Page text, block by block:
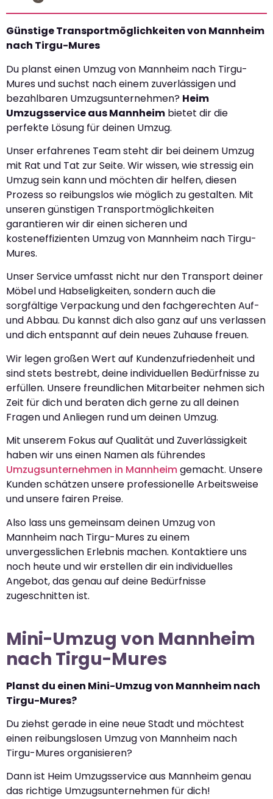
Günstige Transportmöglichkeiten von Mannheim
nach Tirgu-Mures
Du planst einen Umzug von Mannheim nach Tirgu-
Mures und suchst nach einem zuverlässigen und
bezahlbaren Umzugsunternehmen? Heim
Umzugsservice aus Mannheim bietet dir die
perfekte Lösung für deinen Umzug.
Unser erfahrenes Team steht dir bei deinem Umzug
mit Rat und Tat zur Seite. Wir wissen, wie stressig ein
Umzug sein kann und möchten dir helfen, diesen
Prozess so reibungslos wie möglich zu gestalten. Mit
unseren günstigen Transportmöglichkeiten
garantieren wir dir einen sicheren und
kosteneffizienten Umzug von Mannheim nach Tirgu-
Mures.
Unser Service umfasst nicht nur den Transport deiner
Möbel und Habseligkeiten, sondern auch die
sorgfältige Verpackung und den fachgerechten Auf-
und Abbau. Du kannst dich also ganz auf uns verlassen
und dich entspannt auf dein neues Zuhause freuen.
Wir legen großen Wert auf Kundenzufriedenheit und
sind stets bestrebt, deine individuellen Bedürfnisse zu
erfüllen. Unsere freundlichen Mitarbeiter nehmen sich
Zeit für dich und beraten dich gerne zu all deinen
Fragen und Anliegen rund um deinen Umzug.
Mit unserem Fokus auf Qualität und Zuverlässigkeit
haben wir uns einen Namen als führendes
Umzugsunternehmen in Mannheimgemacht. Unsere
Kunden schätzen unsere professionelle Arbeitsweise
und unsere fairen Preise.
Also lass uns gemeinsam deinen Umzug von
Mannheim nach Tirgu-Mures zu einem
unvergesslichen Erlebnis machen. Kontaktiere uns
noch heute und wir erstellen dir ein individuelles
Angebot, das genau auf deine Bedürfnisse
zugeschnitten ist.
Mini-Umzug von Mannheim
nach Tirgu-Mures
Planst du einen Mini-Umzug von Mannheim nach
Tirgu-Mures?
Du ziehst gerade in eine neue Stadt und möchtest
einen reibungslosen Umzug von Mannheim nach
Tirgu-Mures organisieren?
Dann ist Heim Umzugsservice aus Mannheim genau
das richtige Umzugsunternehmen für dich!